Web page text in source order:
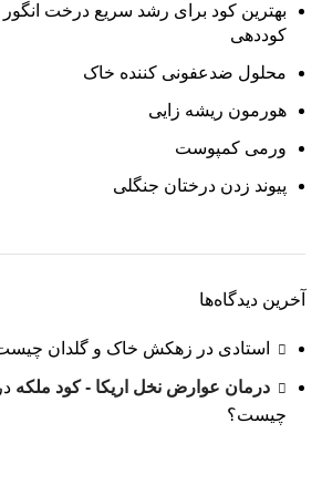
بهترین کود برای رشد سریع درخت
کوددهی
محلول ضدعفونی کننده خاک
هورمون ریشه زایی
ورمی کمپوست
پیوند زدن درختان جنگلی
آخرین دیدگاه‌ها
استادی در زهکش خاک و گلدان
درمان عوارض نخل اریکا - کود ملکه در
چیست؟